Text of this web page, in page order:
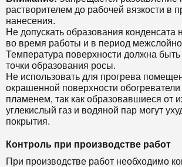
растворителем до рабочей вязкости в
нанесения.
Не допускать образования конденсата
во время работы и в период
Температура поверхности должна
точки образования росы.
Не использовать для прогрева
окрашенной поверхности
пламенем, так как образовавшиеся от
углекислый газ и водяной пар могут
покрытия.
Контроль при производстве работ
При производстве работ необходимо